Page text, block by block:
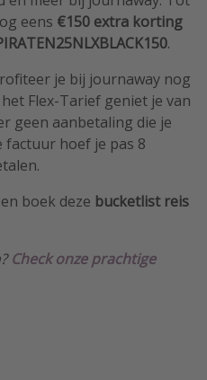
eens €150 extra korting
.
je bij journaway nog
Flex-Tarief geniet je van
geen aanbetaling die je
factuur hoef je pas 8
boek deze bucketlist reis
Check onze prachtige